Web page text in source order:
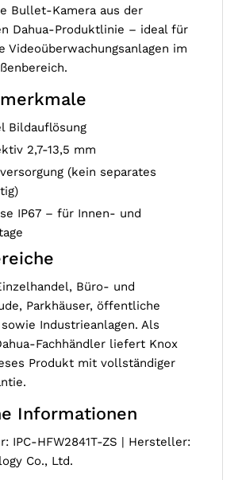
Bullet-Kamera aus der
Dahua-Produktlinie – ideal für
Videoüberwachungsanlagen im
Bildauflösung
2,7-13,5 mm
(kein separates
IP67 – für Innen- und
Büro- und
Parkhäuser, öffentliche
Industrieanlagen. Als
Fachhändler liefert Knox
Produkt mit vollständiger
Informationen
IPC-HFW2841T-ZS | Hersteller:
Co., Ltd.